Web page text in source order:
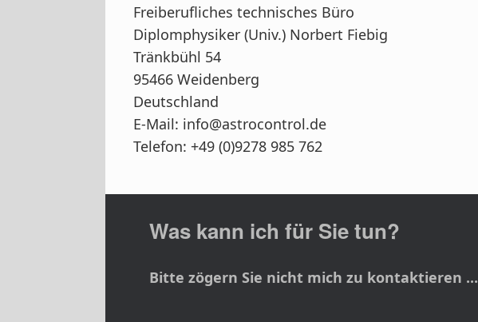
Freiberufliches technisches Büro
Diplomphysiker (Univ.) Norbert Fiebig
Tränkbühl 54
95466 Weidenberg
Deutschland
E-Mail: info@astrocontrol.de
Telefon: +49 (0)9278 985 762
Was kann ich für Sie tun?
Bitte zögern Sie nicht mich zu kontaktieren ...